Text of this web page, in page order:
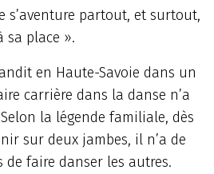
s’aventure partout, et surtout,
sa place ».
en Haute-Savoie dans un
carrière dans la danse n’a
la légende familiale, dès
sur deux jambes, il n’a de
de faire danser les autres.